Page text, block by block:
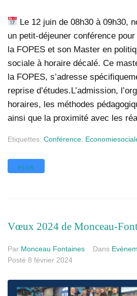
Le 12 juin de 08h30 à 09h30,
un petit-déjeuner conférence
la FOPES et son Master en
sociale à horaire décalé. Ce
la FOPES, s’adresse
reprise d’études.L’admission,
horaires, les méthodes
ainsi que la proximité avec les
Etiquettes: Conférence
PLUS
Vœux 2024 de Monceau-
Par Monceau Fontaines Dans
Posté 8 février 2024